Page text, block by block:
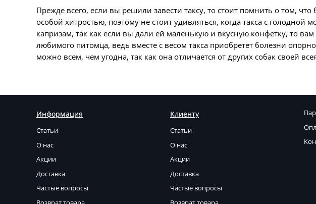
Прежде всего, если вы решили завести таксу, то стоит помнить о том,
особой хитростью, поэтому не стоит удивляться, когда такса с
капризам, так как если вы дали ей маленькую и вкусную конфетку, то
любимого питомца, ведь вместе с весом такса приобретет болезни
можно всем, чем угодна, так как она отличается от других собак своей
Информация
Статьи
О нас
Акции
Доставка
Частые вопросы
Клиенту
Статьи
О нас
Акции
Доставка
Частые вопросы